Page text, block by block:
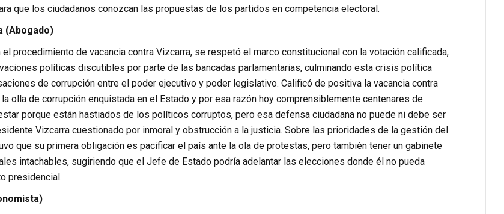
que los ciudadanos conozcan las propuestas de los partidos en competencia electoral.
(Abogado)
el procedimiento de vacancia contra Vizcarra, se respetó el marco constitucional con la votación calificada,
políticas discutibles por parte de las bancadas parlamentarias, culminando esta crisis política
de corrupción entre el poder ejecutivo y poder legislativo. Calificó de positiva la vacancia contra
olla de corrupción enquistada en el Estado y por esa razón hoy comprensiblemente centenares de
porque están hastiados de los políticos corruptos, pero esa defensa ciudadana no puede ni debe ser
Vizcarra cuestionado por inmoral y obstrucción a la justicia. Sobre las prioridades de la gestión del
que su primera obligación es pacificar el país ante la ola de protestas, pero también tener un gabinete
intachables, sugiriendo que el Jefe de Estado podría adelantar las elecciones donde él no pueda
presidencial.